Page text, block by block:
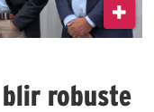
robuste